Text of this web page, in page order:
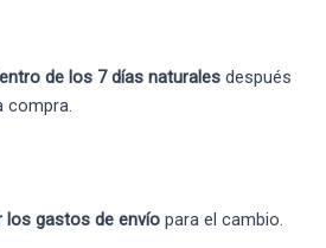
de los 7 días naturales después
compra.
los gastos de envío para el cambio.